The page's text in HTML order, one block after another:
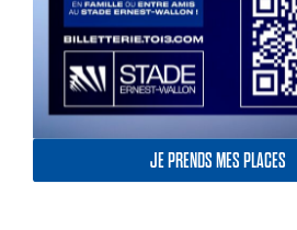
JE PRENDS MES PLACES
6 août 2026